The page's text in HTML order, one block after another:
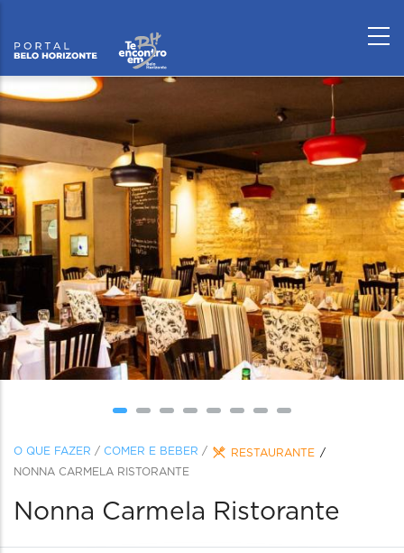
O QUE FAZER / COMER E BEBER /
RESTAURANTE
NONNA CARMELA RISTORANTE
Nonna Carmela Ristorante